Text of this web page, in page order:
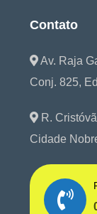
Contato
Av. Raja
Conj. 825,
R.
Cidade